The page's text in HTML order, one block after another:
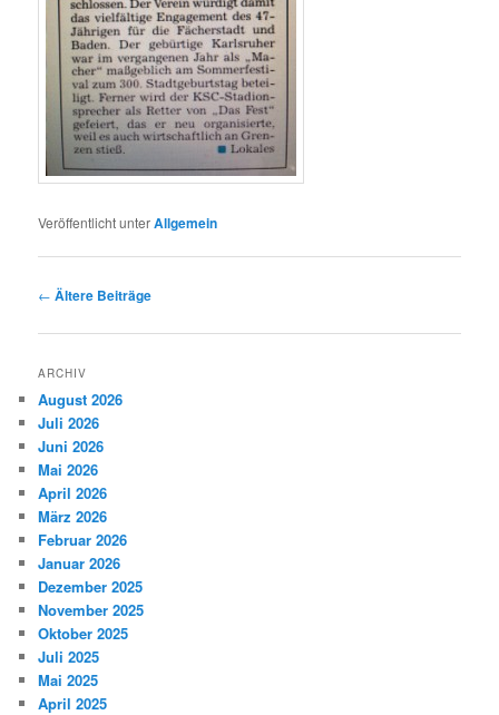
Veröffentlicht unterAllgemein
Artikelnavigation
← Ältere Beiträge
ARCHIV
August 2026
Juli 2026
Juni 2026
Mai 2026
April 2026
März 2026
Februar 2026
Januar 2026
Dezember 2025
November 2025
Oktober 2025
Juli 2025
Mai 2025
April 2025